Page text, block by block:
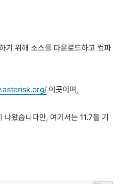
기 위해 소스를 다운로드하고 컴파
이곳이며,
왔습니다만, 여기서는 11.7을 기